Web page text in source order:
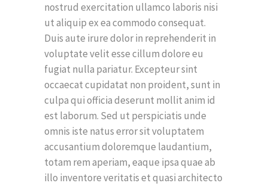
nostrud exercitation ullamco laboris nisi
ut aliquip ex ea commodo consequat.
Duis aute irure dolor in reprehenderit in
voluptate velit esse cillum dolore eu
fugiat nulla pariatur. Excepteur sint
occaecat cupidatat non proident, sunt in
culpa qui officia deserunt mollit anim id
est laborum. Sed ut perspiciatis unde
omnis iste natus error sit voluptatem
accusantium doloremque laudantium,
totam rem aperiam, eaque ipsa quae ab
illo inventore veritatis et quasi architecto